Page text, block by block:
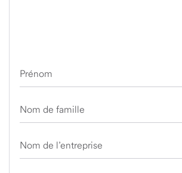
Prénom
Nom de famille
Nom de l’entreprise